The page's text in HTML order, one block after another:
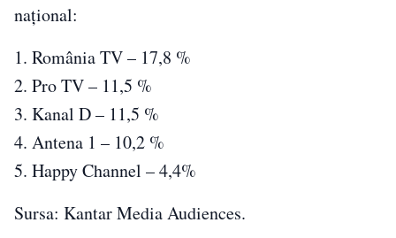
național:
1. România TV – 17,8 %
2. Pro TV – 11,5 %
3. Kanal D – 11,5 %
4. Antena 1 – 10,2 %
5. Happy Channel – 4,4%
Sursa: Kantar Media Audiences.